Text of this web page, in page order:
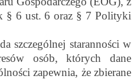
§ 6 ust. 6 oraz § 7 Polityki
szczególnej staranności w
osób, których dane
zapewnia, że zbierane